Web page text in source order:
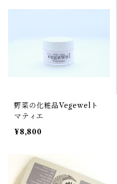
野菜の化粧品Vegewelト
マティエ
¥8,800